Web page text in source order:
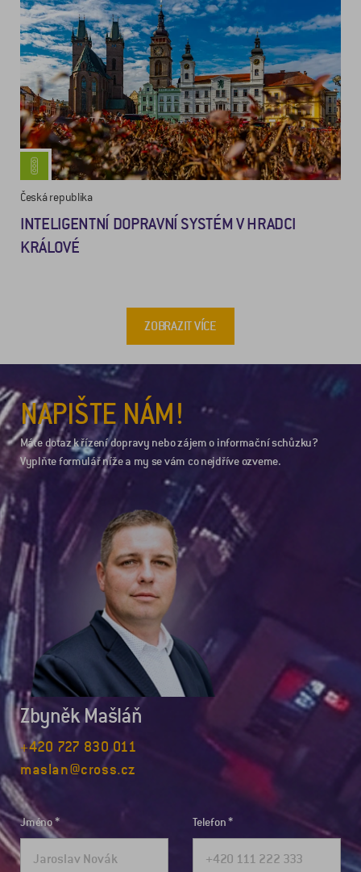
Česká republika
INTELIGENTNÍ DOPRAVNÍ SYSTÉM V HRADCI
KRÁLOVÉ
ZOBRAZIT VÍCE
NAPIŠTE NÁM!
Máte dotaz k řízení dopravy nebo zájem o informační schůzku?
Vyplňte formulář níže a my se vám co nejdříve ozveme.
Zbyněk Mašláň
+420 727 830 011
maslan@cross.cz
Jméno Telefon